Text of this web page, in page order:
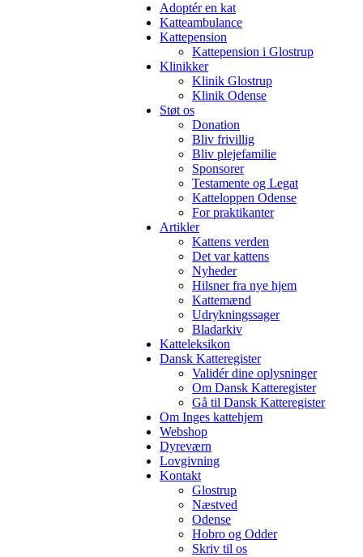
Adoptér en kat
Katteambulance
Kattepension
Kattepension i Glostrup
Klinikker
Klinik Glostrup
Klinik Odense
Støt os
Donation
Bliv frivillig
Bliv plejefamilie
Sponsorer
Testamente og Legat
Katteloppen Odense
For praktikanter
Artikler
Kattens verden
Det var kattens
Nyheder
Hilsner fra nye hjem
Kattemænd
Udrykningssager
Bladarkiv
Katteleksikon
Dansk Katteregister
Validér dine oplysninger
Om Dansk Katteregister
Gå til Dansk Katteregister
Om Inges kattehjem
Webshop
Dyreværn
Lovgivning
Kontakt
Glostrup
Næstved
Odense
Hobro og Odder
Skriv til os